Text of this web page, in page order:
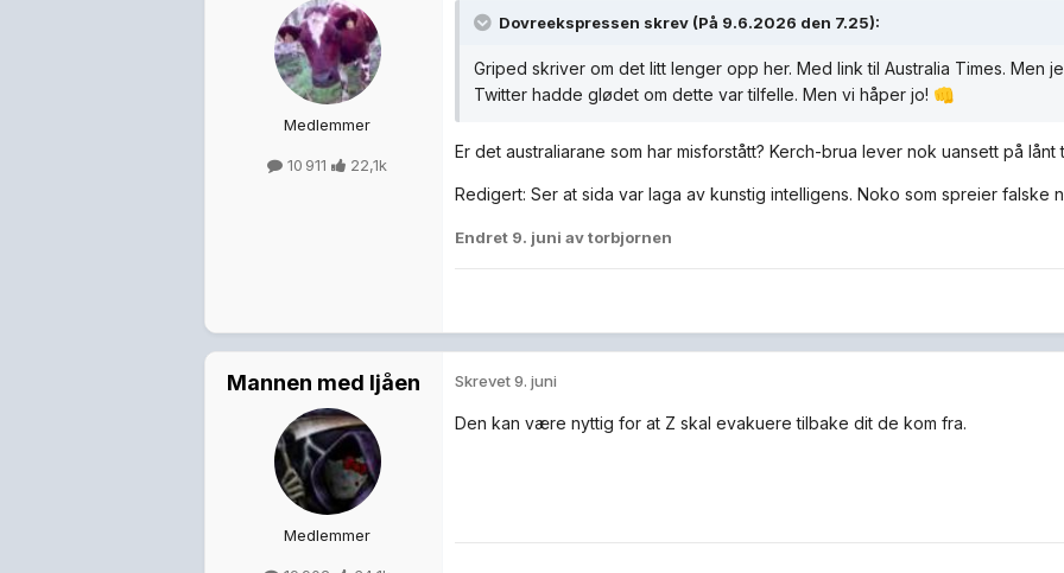
Medlemmer
10 911 22,1k
Dovreekspressen skrev (På 9.6.2026 den 7.25):
Griped skriver om det litt lenger opp her. Med link til Australia Times. Men
Twitter hadde glødet om dette var tilfelle. Men vi håper jo! 👊
Er det australiarane som har misforstått? Kerch-brua lever nok uansett på lånt
Redigert: Ser at sida var laga av kunstig intelligens. Noko som spreier falske
Endret 9. juni av torbjornen
Mannen med ljåen
Medlemmer
Skrevet9. juni
Den kan være nyttig for at Z skal evakuere tilbake dit de kom fra.